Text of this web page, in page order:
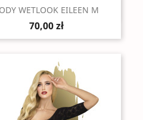
Szybki podgląd
WETLOOK EILEEN M
70,00 zł